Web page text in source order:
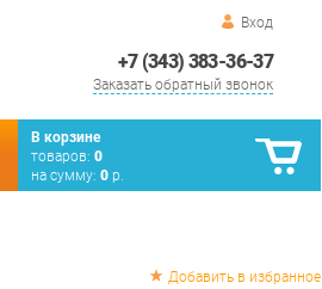
Вход
+7 (343) 383-36-37
Заказать обратный звонок
В корзине
товаров: 0
на сумму: 0 р.
Добавить в избранное